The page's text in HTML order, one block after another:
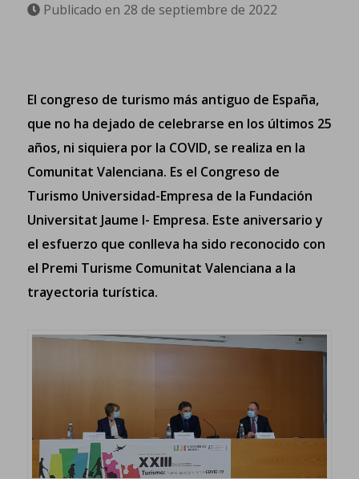
Publicado en 28 de septiembre de 2022
El congreso de turismo más antiguo de España,
que no ha dejado de celebrarse en los últimos 25
años, ni siquiera por la COVID, se realiza en la
Comunitat Valenciana. Es el Congreso de
Turismo Universidad-Empresa de la Fundación
Universitat Jaume I- Empresa. Este aniversario y
el esfuerzo que conlleva ha sido reconocido con
el Premi Turisme Comunitat Valenciana a la
trayectoria turística.